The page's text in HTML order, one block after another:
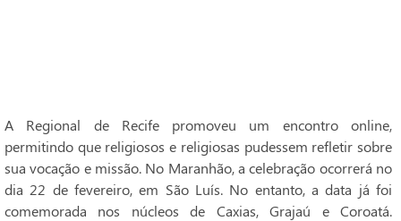
A Regional de Recife promoveu um encontro online,
permitindo que religiosos e religiosas pudessem refletir sobre
sua vocação e missão. No Maranhão, a celebração ocorrerá no
dia 22 de fevereiro, em São Luís. No entanto, a data já foi
comemorada nos núcleos de Caxias, Grajaú e Coroatá.